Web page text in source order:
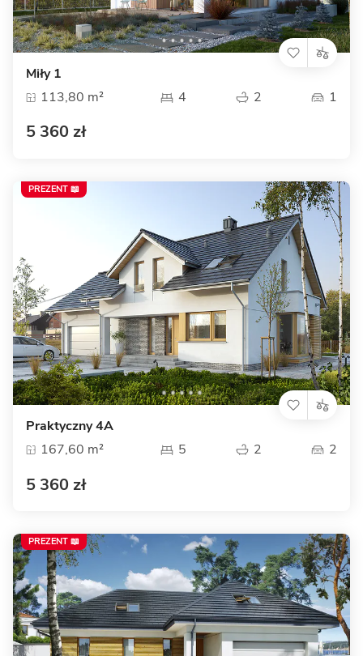
Miły 1
113,80 m²
4 2 1
5 360 zł
Praktyczny 4A
167,60 m²
5 2 2
5 360 zł
PREZENT 📖
PREZENT 📖